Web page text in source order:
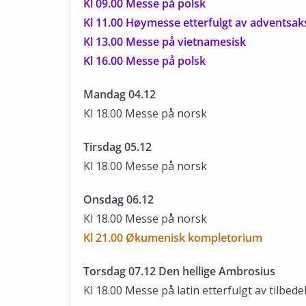
Kl 09.00 Messe på polsk
Kl 11.00 Høymesse etterfulgt av
Kl 13.00 Messe på vietnamesisk
Kl 16.00 Messe på polsk
Mandag 04.12
Kl 18.00 Messe på norsk
Tirsdag 05.12
Kl 18.00 Messe på norsk
Onsdag 06.12
Kl 18.00 Messe på norsk
Kl 21.00 Økumenisk kompletorium
Torsdag 07.12 Den hellige Ambrosius
Kl 18.00 Messe på latin etterfulgt av